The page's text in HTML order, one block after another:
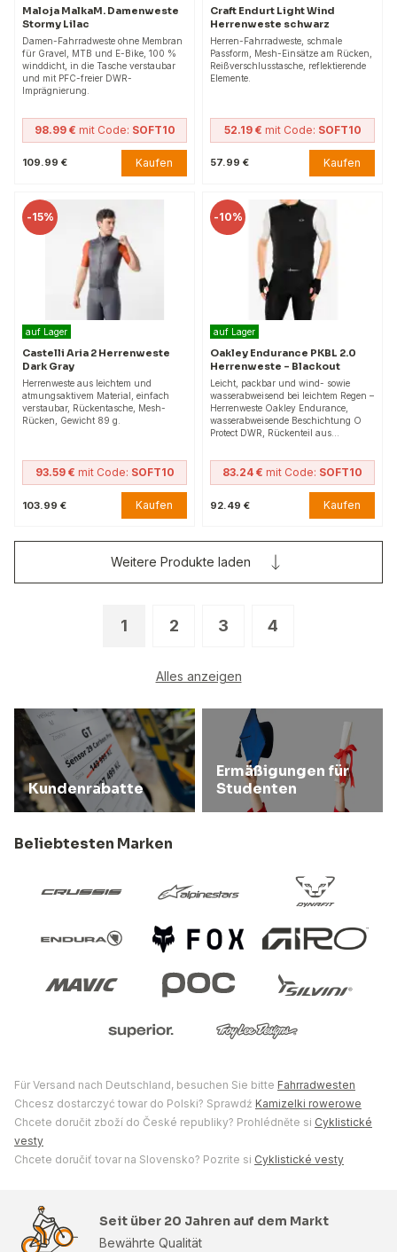
Maloja MalkaM. Damenweste
Stormy Lilac
Damen-Fahrradweste ohne Membran
für Gravel, MTB und E-Bike, 100 %
winddicht, in die Tasche verstaubar
und mit PFC-freier DWR-
Imprägnierung.
98.99 € mit Code: SOFT10
109.99 € Kaufen
Craft Endurt Light Wind
Herrenweste schwarz
Herren-Fahrradweste, schmale
Passform, Mesh-Einsätze am Rücken,
Reißverschlusstasche, reflektierende
Elemente.
52.19 € mit Code: SOFT10
57.99 € Kaufen
-15%
auf Lager
Castelli Aria 2 Herrenweste
Dark Gray
Herrenweste aus leichtem und
atmungsaktivem Material, einfach
verstaubar, Rückentasche, Mesh-
Rücken, Gewicht 89 g.
93.59 € mit Code: SOFT10
103.99 € Kaufen
-10%
auf Lager
Oakley Endurance PKBL 2.0
Herrenweste – Blackout
Leicht, packbar und wind- sowie
wasserabweisend bei leichtem Regen –
Herrenweste Oakley Endurance,
wasserabweisende Beschichtung O
Protect DWR, Rückenteil aus…
83.24 € mit Code: SOFT10
92.49 € Kaufen
1 2 3 4
Alles anzeigen
Weitere Produkte laden
Kundenrabatte
Ermäßigungen für
Studenten
Beliebtesten Marken
Für Versand nach Deutschland, besuchen Sie bitte Fahrradwesten
Chcesz dostarczyć towar do Polski? Sprawdź Kamizelki rowerowe
Chcete doručit zboží do České republiky? Prohlédněte si Cyklistické
vesty
Chcete doručiť tovar na Slovensko? Pozrite si Cyklistické vesty
Seit über 20 Jahren auf dem Markt
Bewährte Qualität